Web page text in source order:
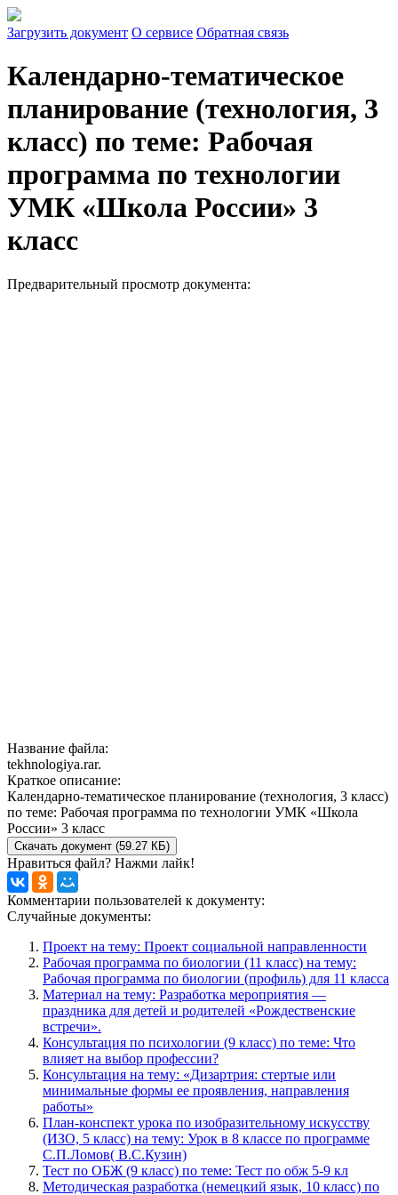
Загрузить документ О сервисе Обратная связь
Календарно-тематическое
планирование (технология, 3
класс) по теме: Рабочая
программа по технологии
УМК «Школа России» 3
класс
Предварительный просмотр документа:
Название файла:
tekhnologiya.rar.
Краткое описание:
Календарно-тематическое планирование (технология, 3 класс)
по теме: Рабочая программа по технологии УМК «Школа
России» 3 класс
Скачать документ (59.27 КБ)
Нравиться файл? Нажми лайк!
Комментарии пользователей к документу:
Случайные документы:
Проект на тему: Проект социальной направленности
Рабочая программа по биологии (11 класс) на тему:
Рабочая программа по биологии (профиль) для 11 класса
Материал на тему: Разработка мероприятия —
праздника для детей и родителей «Рождественские
встречи».
Консультация по психологии (9 класс) по теме: Что
влияет на выбор профессии?
Консультация на тему: «Дизартрия: стертые или
минимальные формы ее проявления, направления
работы»
План-конспект урока по изобразительному искусству
(ИЗО, 5 класс) на тему: Урок в 8 классе по программе
С.П.Ломов( В.С.Кузин)
Тест по ОБЖ (9 класс) по теме: Тест по обж 5-9 кл
Методическая разработка (немецкий язык, 10 класс) по